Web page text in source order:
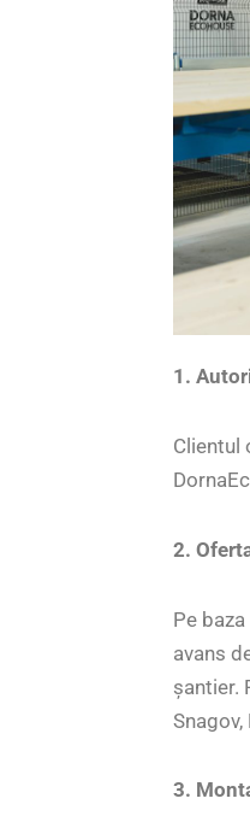
1.
Clientul
2.
Pe
avans
șantier.
Snagov,
3.